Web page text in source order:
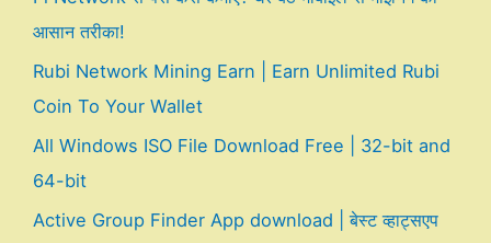
आसान तरीका!
Rubi Network Mining Earn | Earn Unlimited Rubi
Coin To Your Wallet
All Windows ISO File Download Free | 32-bit and
64-bit
Active Group Finder App download | बेस्ट व्हाट्सएप